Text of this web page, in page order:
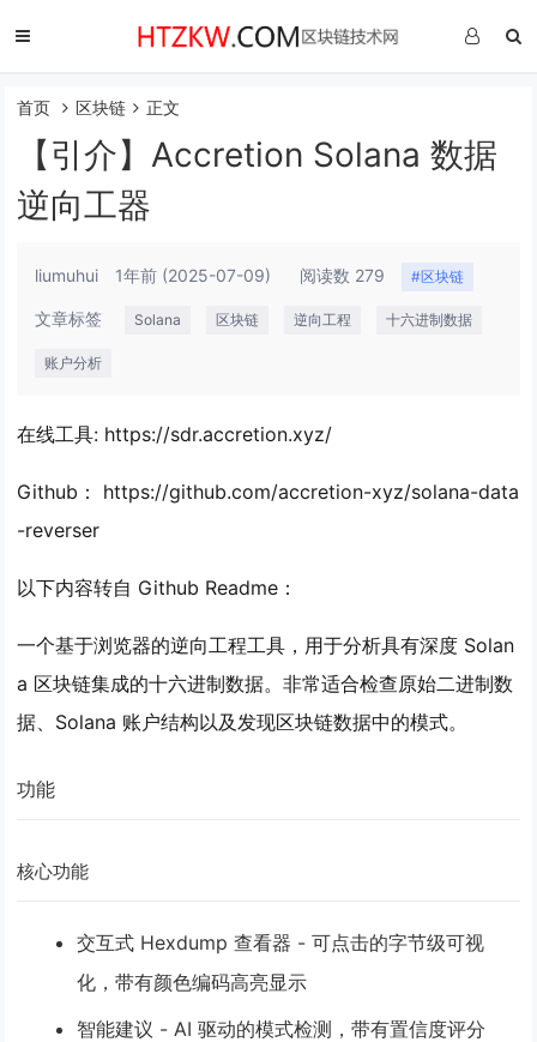
首页 区块链 正文
【引介】Accretion Solana 数据
逆向工器
liumuhui 1年前 (2025-07-09) 阅读数 279 #区块链
文章标签 Solana 区块链 逆向工程 十六进制数据
账户分析
在线工具: https://sdr.accretion.xyz/
Github： https://github.com/accretion-xyz/solana-data
-reverser
以下内容转自 Github Readme：
一个基于浏览器的逆向工程工具，用于分析具有深度 Solan
a 区块链集成的十六进制数据。非常适合检查原始二进制数
据、Solana 账户结构以及发现区块链数据中的模式。
功能
核心功能
交互式 Hexdump 查看器 - 可点击的字节级可视
化，带有颜色编码高亮显示
智能建议 - AI 驱动的模式检测，带有置信度评分